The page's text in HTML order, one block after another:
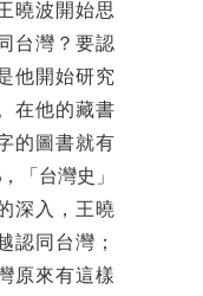
曉波開始思
台灣？要認
他開始研究
在他的藏書
的圖書就有
「台灣史」
深入，王曉
認同台灣；
原來有這樣